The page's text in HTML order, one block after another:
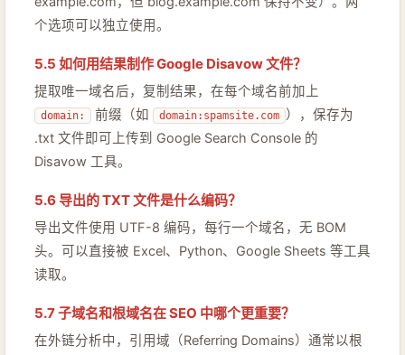
个选项可以独立使用。
5.5 如何用结果制作 Google Disavow 文件？
提取唯一域名后，复制结果，在每个域名前加上
domain: 前缀（如 domain:spamsite.com ），保存为
.txt 文件即可上传到 Google Search Console 的
Disavow 工具。
5.6 导出的 TXT 文件是什么编码？
导出文件使用 UTF-8 编码，每行一个域名，无 BOM
头。可以直接被 Excel、Python、Google Sheets 等工具
读取。
5.7 子域名和根域名在 SEO 中哪个更重要？
在外链分析中，引用域（Referring Domains）通常以根